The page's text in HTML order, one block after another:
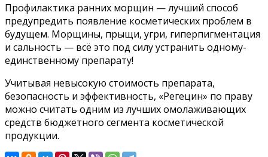
Профилактика ранних морщин — лучший способ
предупредить появление косметических проблем в
будущем. Морщины, прыщи, угри, гиперпигментация
и сальность — всё это под силу устранить одному-
единственному препарату!
Учитывая невысокую стоимость препарата,
безопасность и эффективность, «Регецин» по праву
можно считать одним из лучших омолаживающих
средств бюджетного сегмента косметической
продукции.